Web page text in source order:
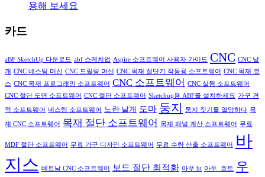
용해 보세요
카드
aBF SketchUp 다운로드 abf 스케치업 Aspire 소프트웨어 사용자 가이드 CNC CNC 날
개 CNC 네스팅 머신 CNC 드릴링 머신 CNC 목재 절단기 작동용 소프트웨어 CNC 목재 코
스 CNC 목재 프로그래밍 소프트웨어 CNC 소프트웨어
CNC 실행 소프트웨어
CNC 절단 도면 소프트웨어 CNC 절단 소프트웨어 Sketchup용 ABF를 설치하세요 가구 견
적 소프트웨어 네스팅 소프트웨어 노란 날개 도마 둥지 둥지 짓기를 열망하다 목
재 CNC 소프트웨어 목재 절단 소프트웨어 목재 패널 계산 소프트웨어 무료
MDF 절단 소프트웨어 무료 가구 디자인 소프트웨어 무료 수량 산출 소프트웨어
바
지스 베트남 CNC 소프트웨어 보드 절단 최적화 아푸 ht 아푸_흐트
우